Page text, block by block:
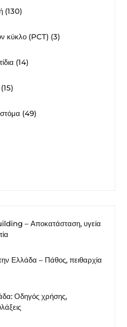
130130
κύκλο (PCT) 33
1414
1515
4949
– Αποκατάσταση, υγεία
Ελλάδα – Πάθος, πειθαρχία
Οδηγός χρήσης,